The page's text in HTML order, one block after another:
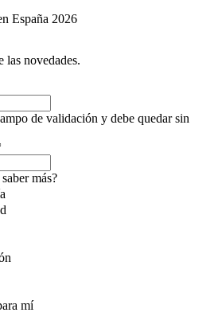
España 2026
las novedades.
de validación y debe quedar sin
más?
mí